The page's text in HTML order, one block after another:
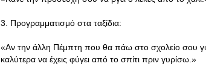
3. Προγραμματισμό στα ταξίδια:
«Αν την άλλη Πέμπτη που θα πάω στο σχολείο σου
καλύτερα να έχεις φύγει από το σπίτι πριν γυρίσω.»